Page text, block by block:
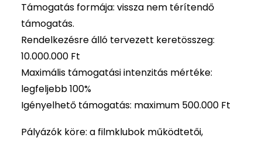
Támogatás formája: vissza nem térítendő
támogatás.
Rendelkezésre álló tervezett keretösszeg:
10.000.000 Ft
Maximális támogatási intenzitás mértéke:
legfeljebb 100%
Igényelhető támogatás: maximum 500.000 Ft
Pályázók köre: a filmklubok működtetői,